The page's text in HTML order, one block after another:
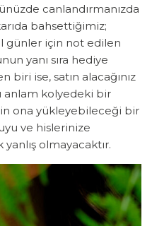
canlandırmanızda
bahsettiğimiz;
günler için not edilen
yanı sıra hediye
biri ise, satın alacağınız
anlam kolyedeki bir
ona yükleyebileceği bir
ve hislerinize
olmayacaktır.